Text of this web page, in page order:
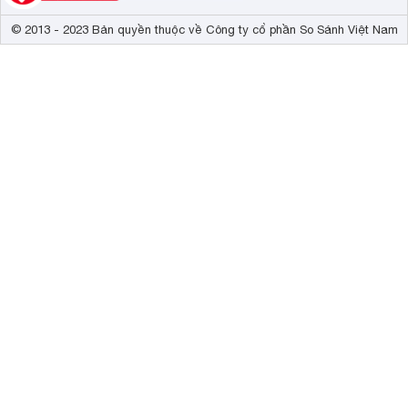
© 2013 - 2023 Bản quyền thuộc về Công ty cổ phần So Sánh Việt Nam